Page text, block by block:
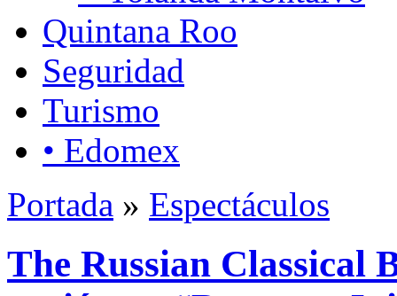
Quintana Roo
Seguridad
Turismo
• Edomex
Portada » Espectáculos
The Russian Classical